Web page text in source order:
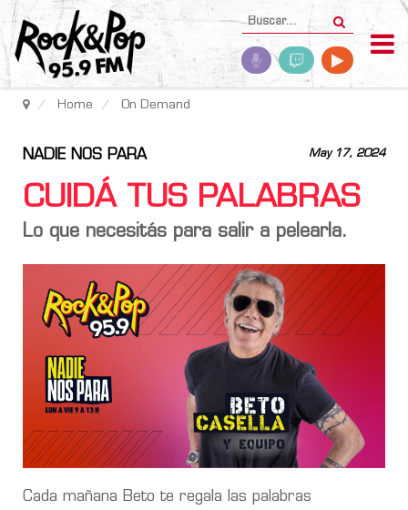
Home On Demand
May 17, 2024
NADIE NOS PARA
CUIDÁ TUS PALABRAS
Lo que necesitás para salir a pelearla.
Cada mañana Beto te regala las palabras